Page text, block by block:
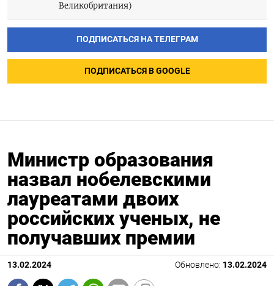
Великобритания)
ПОДПИСАТЬСЯ НА ТЕЛЕГРАМ
ПОДПИСАТЬСЯ В GOOGLE
Министр образования
назвал нобелевскими
лауреатами двоих
российских ученых, не
получавших премии
13.02.2024 Обновлено: 13.02.2024